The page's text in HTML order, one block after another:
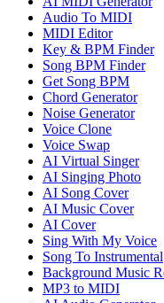
Audio To MIDI
MIDI Editor
Key & BPM Finder
Song BPM Finder
Get Song BPM
Chord Generator
Noise Generator
Voice Clone
Voice Swap
AI Virtual Singer
AI Singing Photo
AI Song Cover
AI Music Cover
AI Cover
Sing With My Voice
Song To Instrumental
Background Music
MP3 to MIDI